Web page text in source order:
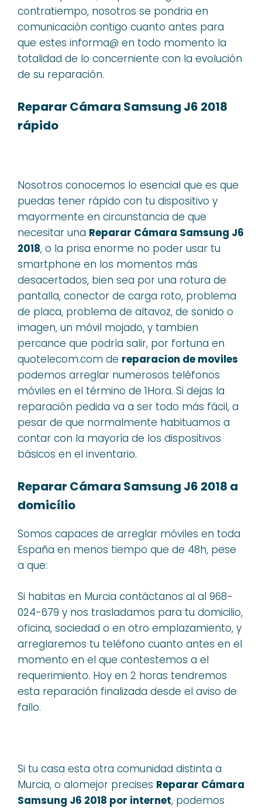
contratiempo, nosotros se pondria en
comunicación contigo cuanto antes para
que estes informa@ en todo momento la
totalidad de lo concerniente con la evolución
de su reparación.
Reparar Cámara Samsung J6 2018
rápido
Nosotros conocemos lo esencial que es que
puedas tener rápido con tu dispositivo y
mayormente en circunstancia de que
necesitar una Reparar Cámara Samsung J6
2018, o la prisa enorme no poder usar tu
smartphone en los momentos más
desacertados, bien sea por una rotura de
pantalla, conector de carga roto, problema
de placa, problema de altavoz, de sonido o
imagen, un móvil mojado, y tambien
percance que podría salir, por fortuna en
quotelecom.com de reparacion de moviles
podemos arreglar numerosos teléfonos
móviles en el término de 1Hora. Si dejas la
reparación pedida va a ser todo más fácil, a
pesar de que normalmente habituamos a
contar con la mayoría de los dispositivos
básicos en el inventario.
Reparar Cámara Samsung J6 2018 a
domicílio
Somos capaces de arreglar móviles en toda
España en menos tiempo que de 48h, pese
a que:
Si habitas en Murcia contáctanos al al 968-
024-679 y nos trasladamos para tu domicilio,
oficina, sociedad o en otro emplazamiento, y
arreglaremos tu teléfono cuanto antes en el
momento en el que contestemos a el
requerimiento. Hoy en 2 horas tendremos
esta reparación finalizada desde el aviso de
fallo.
Si tu casa esta otra comunidad distinta a
Murcia, o alomejor precises Reparar Cámara
Samsung J6 2018 por internet, podemos